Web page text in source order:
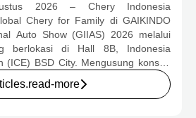
PROGRAM APRESIASI
HAMPIR RP1
2026 – Chery Indonesia
Chery for Family di GAIKINDO
Auto Show (GIIAS) 2026 melalui
berlokasi di Hall 8B, Indonesia
(ICE) BSD City. Mengusung konsep
dan inklusif, Chery menghadirkan
bagi keluarga Indonesia melalui
more